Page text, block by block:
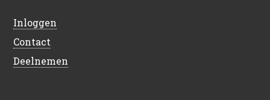
Inloggen
Contact
Deelnemen